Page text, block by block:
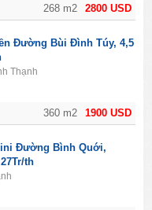
2800 USD
268 m2
1900 USD
360 m2
Đường Bùi Đình Túy, 4,5
Thạnh
Đường Bình Quới,
th